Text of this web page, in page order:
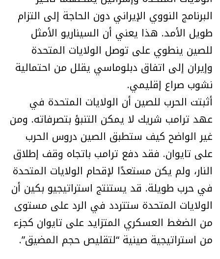
البرنامج النووي الإيراني دون الحاجة إلى التزام
طويل الأمد. هذا يعني أن السيناريو الأمثل
للصين ينطوي على توصل الولايات المتحدة
وإيران إلى اتفاق دبلوماسي يقلل من احتمالية
نشوب صراع إقليمي.
أثبتت الحرب للصين أن الولايات المتحدة في
عهد ترامب شريك لا يمكن التنبؤ بتصرفاته. ومن
غير الواضح كيف ستطبق الصين دروس الحرب
على تايوان. فقد دفع ترامب باتجاه وقف إطلاق
النار، ولم يكن مستعدًا لإقحام الولايات المتحدة
في حرب طويلة. قد يستنتج استراتيجيو بكين أن
الولايات المتحدة ستتردد في الرد على مستوى
من الضغط العسكري المتزايد على تايوان كجزء
من استراتيجية صينية “لتقليص حجم المضيق”.